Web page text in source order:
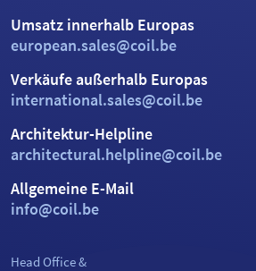
Umsatz innerhalb Europas
european.sales@coil.be
Verkäufe außerhalb Europas
international.sales@coil.be
Architektur-Helpline
architectural.helpline@coil.be
Allgemeine E-Mail
info@coil.be
Head Office &